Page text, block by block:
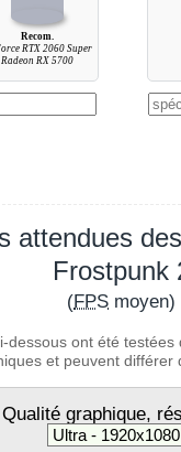
Recom.
RTX 2060 Super
Radeon RX 5700
attendues
Frostpunk
(FPS moyen)
ont été
et peuvent différer
Qualité graphique,